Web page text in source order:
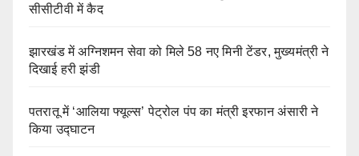
सीसीटीवी में कैद
झारखंड में अग्निशमन सेवा को मिले 58 नए मिनी टेंडर, मुख्यमंत्री ने
दिखाई हरी झंडी
पतरातू में ‘आलिया फ्यूल्स’ पेट्रोल पंप का मंत्री इरफान अंसारी ने
किया उद्घाटन